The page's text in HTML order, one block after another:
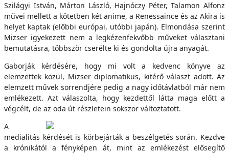
Szilágyi István, Márton László, Hajnóczy Péter, Talamon Alfonz
művei mellett a kötetben két anime, a Renessaince és az Akira is
helyet kaptak (előbbi európai, utóbbi japán). Elmondása szerint
Mizser igyekezett nem a legkézenfekvőbb műveket választani
bemutatásra, többször cserélte ki és gondolta újra anyagát.
Gaborják kérdésére, hogy mi volt a kedvenc könyve az
elemzettek közül, Mizser diplomatikus, kitérő választ adott. Az
elemzett művek sorrendjére pedig a nagy időtávlatból már nem
emlékezett. Azt válaszolta, hogy kezdettől látta maga előtt a
végcélt, de az oda út részletein sokszor változtatott.
A
medialitás kérdését is körbejárták a beszélgetés során. Kezdve
a krónikától a fényképen át, mint az emlékezést elősegítő